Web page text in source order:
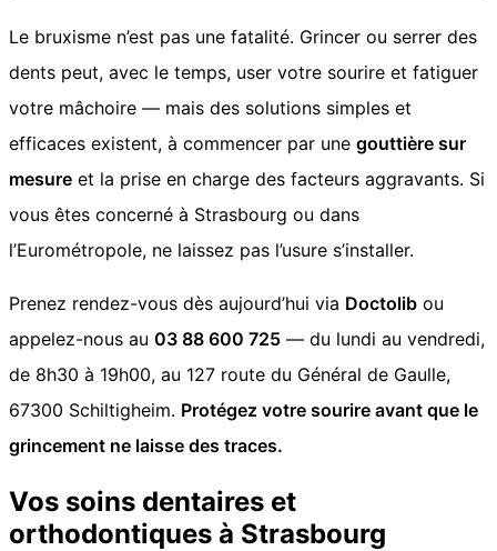
Le bruxisme n’est pas une fatalité. Grincer ou serrer des
dents peut, avec le temps, user votre sourire et fatiguer
votre mâchoire — mais des solutions simples et
efficaces existent, à commencer par une gouttière sur
mesure et la prise en charge des facteurs aggravants. Si
vous êtes concerné à Strasbourg ou dans
l’Eurométropole, ne laissez pas l’usure s’installer.
Prenez rendez-vous dès aujourd’hui via Doctolib ou
appelez-nous au 03 88 600 725 — du lundi au vendredi,
de 8h30 à 19h00, au 127 route du Général de Gaulle,
67300 Schiltigheim. Protégez votre sourire avant que le
grincement ne laisse des traces.
Vos soins dentaires et
orthodontiques à Strasbourg